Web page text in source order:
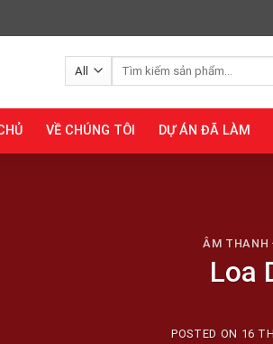
Tìm
VỀ CHÚNG TÔI DỰ ÁN ĐÃ LÀM
ÂM THANH
Loa
POSTED ON 16